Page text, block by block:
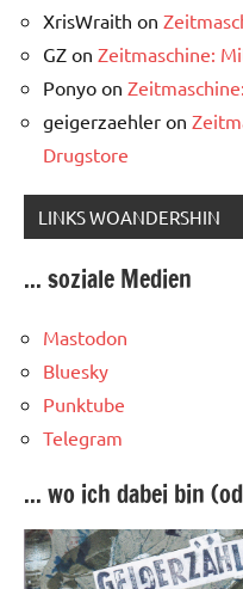
XrisWraith on
GZ on Zeitmaschine:
Ponyo on
geigerzaehler on
Drugstore
LINKS WOANDERSHIN
... soziale Medien
Mastodon
Bluesky
Punktube
Telegram
... wo ich dabei bin